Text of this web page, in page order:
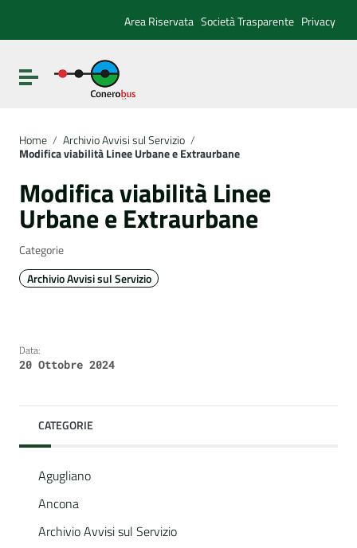
Vai al menu di navigazione
Vai al footer
Area Riservata Società Trasparente Privacy
Attiva / disattiva la navigazione
Home / Archivio Avvisi sul Servizio /
Modifica viabilità Linee Urbane e Extraurbane
Modifica viabilità Linee
Urbane e Extraurbane
Categorie
Archivio Avvisi sul Servizio
Data:
20 Ottobre 2024
CATEGORIE
Agugliano
Ancona
Archivio Avvisi sul Servizio